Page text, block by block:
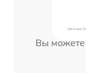
Вы можете